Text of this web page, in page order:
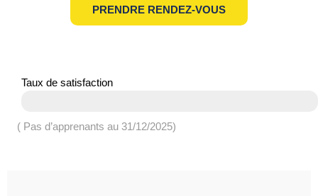
PRENDRE RENDEZ-VOUS
Taux de satisfaction
( Pas d’apprenants au 31/12/2025)